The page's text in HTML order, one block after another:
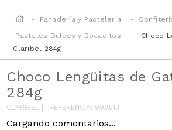
Panadería y Pastelería
Pasteles Dulces y Bocaditos
Choco
Claribel 284g
Choco Lengüitas de
284g
CLARIBEL REFERENCIA: 998513
Cargando comentarios...